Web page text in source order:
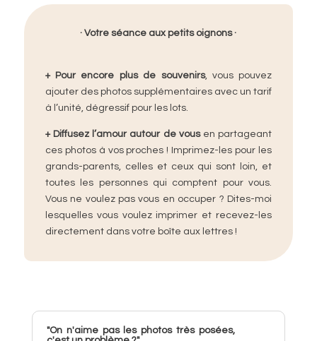
· Votre séance aux petits oignons ·​​
+ Pour encore plus de souvenirs,vous pouvez
ajouter des photos supplémentaires avec un tarif
à l’unité, dégressif pour les lots.​
+ Diffusez l’amour autour de vous en partageant
ces photos à vos proches ! Imprimez-les pour les
grands-parents, celles et ceux qui sont loin, et
toutes les personnes qui comptent pour vous.
Vous ne voulez pas vous en occuper ? Dites-moi
lesquelles vous voulez imprimer et recevez-les
directement dans votre boîte aux lettres !​
"On n'aime pas les photos très posées,